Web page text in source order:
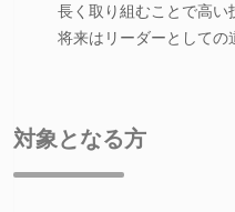
長く取り組むことで高い
将来はリーダーとしての
対象となる方